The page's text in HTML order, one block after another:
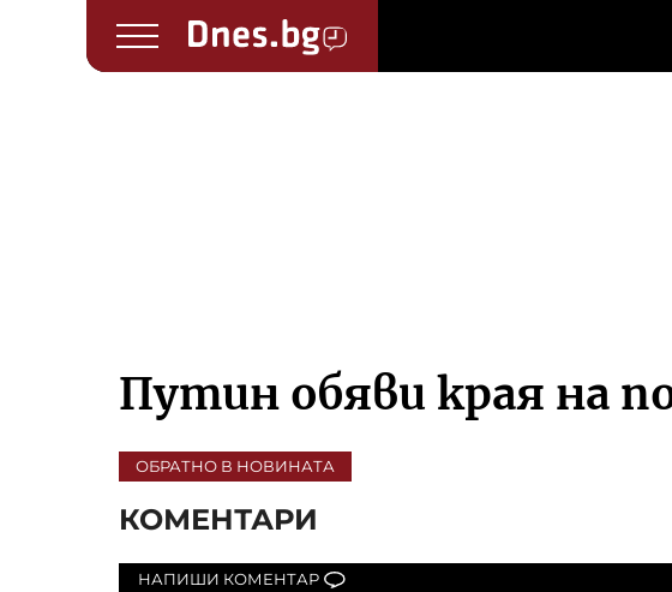
Путин обяви края на
ОБРАТНО В НОВИНАТА
КОМЕНТАРИ
НАПИШИ КОМЕНТАР